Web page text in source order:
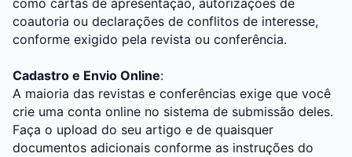
como cartas de apresentação, autorizações de
coautoria ou declarações de conflitos de interesse,
conforme exigido pela revista ou conferência.
Cadastro e Envio Online:
A maioria das revistas e conferências exige que você
crie uma conta online no sistema de submissão deles.
Faça o upload do seu artigo e de quaisquer
documentos adicionais conforme as instruções do